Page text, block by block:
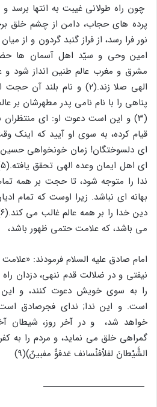
چون راه طولانى غیبت به انتها برسد و
پرده هاى حجاب، دامن از چشم خلق
نور فرا رسد، از فراز گنبد گردون و از
امین وحى و سیّد اهل آسمان ها
مشرق و مغرب عالم طنین انداز شود و
الهى صلا زند.(۲) و نام
پناهى را با نام نامى پدر مطهرشان بر
(۳) و این است دعوت او: اى منتظران
قیام کرده، به سوى او آیید که اینک
ندا را متوجه شود، تا حجت بر همه
بهانه اى نباشد. زیرا اوست که تمام
مى باشد، که علامت حتمى ظهور باشد،
نیفتى و در ضلالت قدم ننهى، دزدان
را به سوى خویش دعوت کنند، و
است. و این ندا; نداى فجرصادق
خواهد شد، و در آخر روز، شیطان
الشَّیْطانَ لفلاْفنْسانف عَدفوٌّ مفبینٌ)(۹)
ــــــــــــــــــــــــــــ